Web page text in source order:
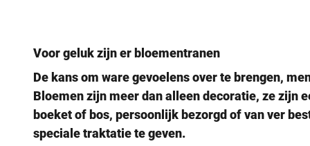
Voor geluk zijn er bloementranen
De kans om ware gevoelens over te brengen,
Bloemen zijn meer dan alleen decoratie, ze zijn
boeket of bos, persoonlijk bezorgd of van ver
speciale traktatie te geven.